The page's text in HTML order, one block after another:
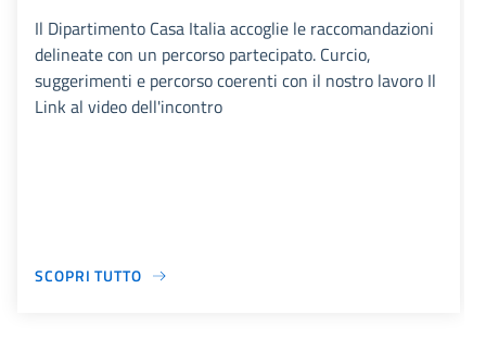
Il Dipartimento Casa Italia accoglie le raccomandazioni
delineate con un percorso partecipato. Curcio,
suggerimenti e percorso coerenti con il nostro lavoro Il
Link al video dell'incontro
SCOPRI TUTTO